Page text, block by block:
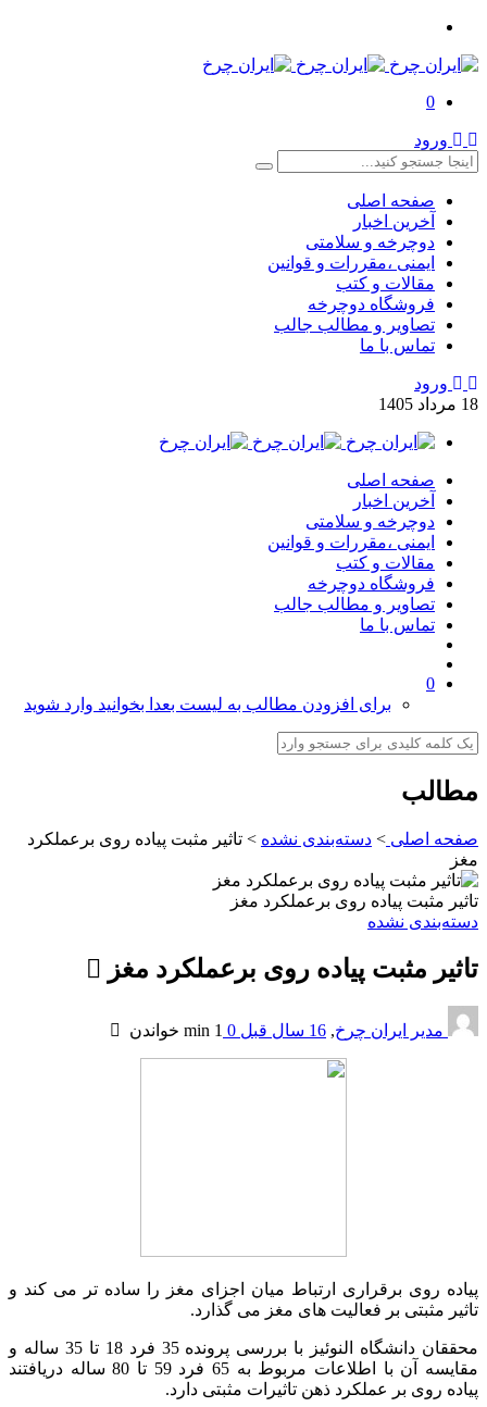
0
ورود
صفحه اصلی
آخرین اخبار
دوچرخه و سلامتی
ایمنی ،مقررات و قوانین
مقالات و کتب
فروشگاه دوچرخه
تصاویر و مطالب جالب
تماس با ما
ورود
18 مرداد 1405
صفحه اصلی
آخرین اخبار
دوچرخه و سلامتی
ایمنی ،مقررات و قوانین
مقالات و کتب
فروشگاه دوچرخه
تصاویر و مطالب جالب
تماس با ما
0
برای افزودن مطالب به لیست بعدا بخوانید وارد شوید
مطالب
صفحه اصلی > دسته‌بندی نشده > تاثیر مثبت پیاده روی برعملکرد
مغز
تاثیر مثبت پیاده روی برعملکرد مغز
دسته‌بندی نشده
تاثیر مثبت پیاده روی برعملکرد مغز
مدیر ایران چرخ, 16 سال قبل 0
1 min خواندن
پیاده روی برقراری ارتباط میان اجزای مغز را ساده تر می کند و
تاثیر مثبتی بر فعالیت های مغز می گذارد.
محققان دانشگاه النوئیز با بررسی پرونده 35 فرد 18 تا 35 ساله و
مقایسه آن با اطلاعات مربوط به 65 فرد 59 تا 80 ساله دریافتند
پیاده روی بر عملکرد ذهن تاثیرات مثبتی دارد.